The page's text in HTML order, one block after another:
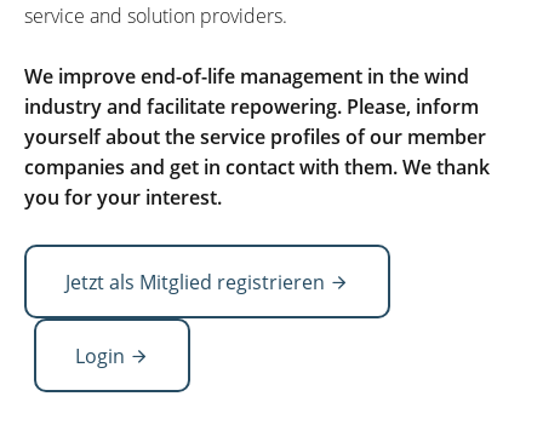
service and solution providers.
We improve end-of-life management in the wind
industry and facilitate repowering. Please, inform
yourself about the service profiles of our member
companies and get in contact with them. We thank
you for your interest.
Jetzt als Mitglied registrieren
Login